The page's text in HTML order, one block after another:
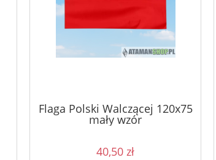
Flaga Polski Walczącej 120x75
mały wzór
40,50 zł